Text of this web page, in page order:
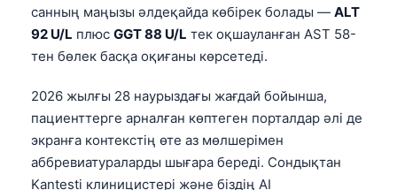
санның маңызы әлдеқайда көбірек болады — ALT
92 U/L плюс GGT 88 U/L тек оқшауланған AST 58-
тен бөлек басқа оқиғаны көрсетеді.
2026 жылғы 28 наурыздағы жағдай бойынша,
пациенттерге арналған көптеген порталдар әлі де
экранға контекстің өте аз мөлшерімен
аббревиатураларды шығара береді. Сондықтан
Kantesti клиницистері және біздің AI